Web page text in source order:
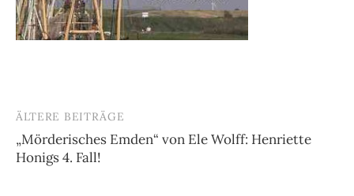
Beitragsnavigation
ÄLTERE BEITRÄGE
„Mörderisches Emden“ von Ele Wolff: Henriette
Honigs 4. Fall!